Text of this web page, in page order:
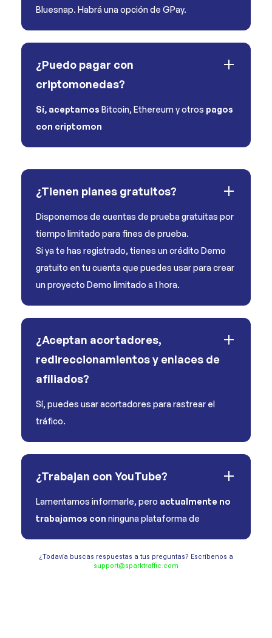
Bluesnap. Habrá una opción de GPay.
¿Puedo pagar con
criptomonedas?
Sí, aceptamos Bitcoin, Ethereum y otros pagos
con criptomon
¿Tienen planes gratuitos?
Disponemos de cuentas de prueba gratuitas por
tiempo limitado para fines de prueba.
Si ya te has registrado, tienes un crédito Demo
gratuito en tu cuenta que puedes usar para crear
un proyecto Demo limitado a 1 hora.
¿Aceptan acortadores,
redireccionamientos y enlaces de
afiliados?
Sí, puedes usar acortadores para rastrear el
tráfico.
¿Trabajan con YouTube?
Lamentamos informarle, pero actualmente no
trabajamos con ninguna plataforma de
¿Todavía buscas respuestas a tus preguntas? Escríbenos a
support@sparktraffic.com